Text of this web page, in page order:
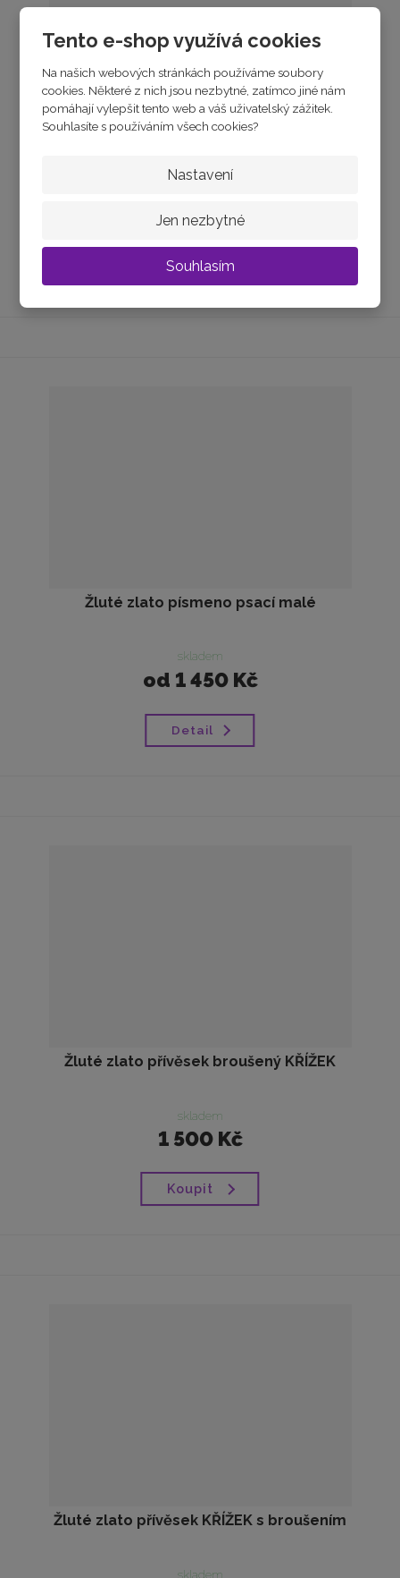
Tento e-shop využívá cookies
Na našich webových stránkách používáme soubory
cookies. Některé z nich jsou nezbytné, zatímco jiné nám
pomáhají vylepšit tento web a váš uživatelský zážitek.
Souhlasíte s používáním všech cookies?
Nastavení
Jen nezbytné
Souhlasím
1 390 Kč
Koupit
Žluté zlato písmeno psací malé
skladem
od 1 450 Kč
Detail
Žluté zlato přívěsek broušený KŘÍŽEK
skladem
1 500 Kč
Koupit
Žluté zlato přívěsek KŘÍŽEK s broušením
skladem